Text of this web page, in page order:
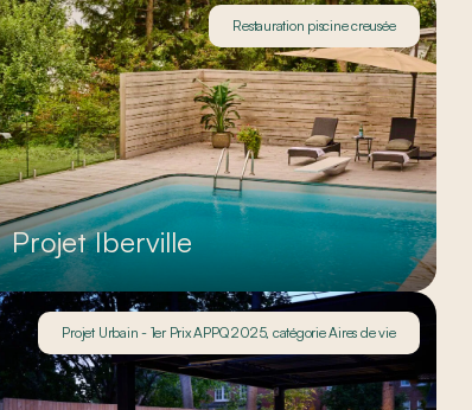
Projet Iberville
Restauration piscine creusée
Projet Urbain - 1er Prix APPQ 2025, catégorie Aires de vie